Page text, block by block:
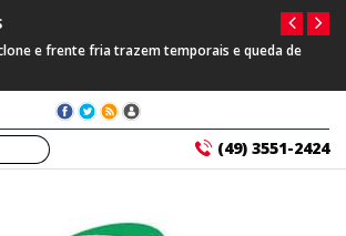
e frente fria trazem temporais e queda de
(49) 3551-2424